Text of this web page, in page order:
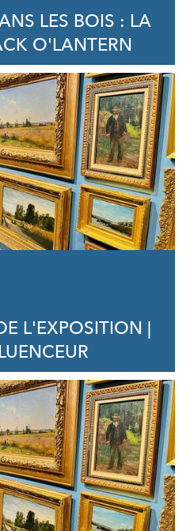
LES BOIS : LA
O'LANTERN
L'EXPOSITION |